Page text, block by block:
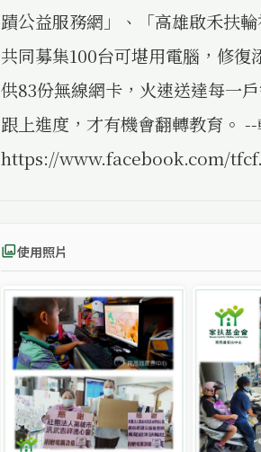
蹟公益服務網」、「高雄啟禾扶
共同募集100台可堪用電腦，修
供83份無線網卡，火速送達每一
跟上進度，才有機會翻轉教育。
https://www.facebook.com/
photo_library使用照片